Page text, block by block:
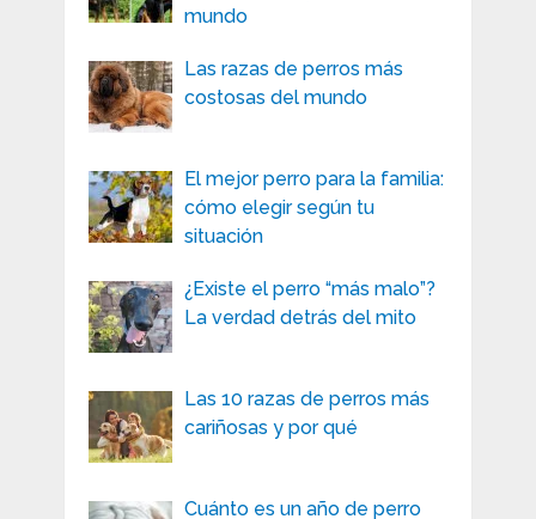
mundo
Las razas de perros más
costosas del mundo
El mejor perro para la familia:
cómo elegir según tu
situación
¿Existe el perro “más malo”?
La verdad detrás del mito
Las 10 razas de perros más
cariñosas y por qué
Cuánto es un año de perro